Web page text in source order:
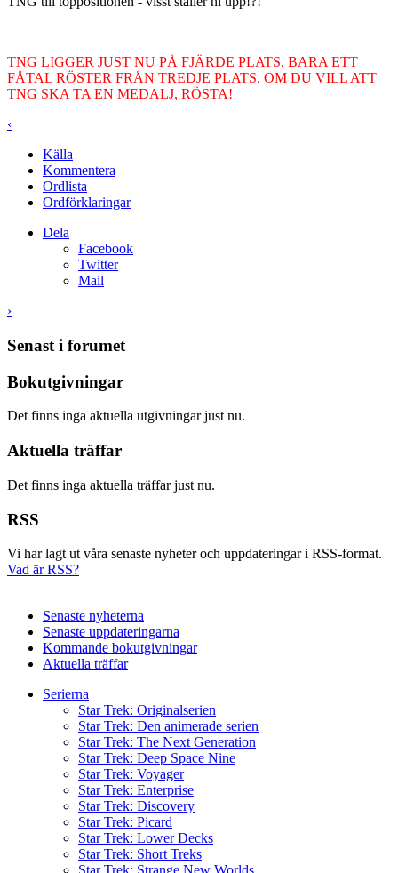
TNG LIGGER JUST NU PÅ FJÄRDE PLATS, BARA ETT
FÅTAL RÖSTER FRÅN TREDJE PLATS. OM DU VILL ATT
TNG SKA TA EN MEDALJ, RÖSTA!
‹
Källa
Kommentera
Ordlista
Ordförklaringar
Dela
Facebook
Twitter
Mail
›
Senast i forumet
Bokutgivningar
Det finns inga aktuella utgivningar just nu.
Aktuella träffar
Det finns inga aktuella träffar just nu.
RSS
Vi har lagt ut våra senaste nyheter och uppdateringar i RSS-format.
Vad är RSS?
Senaste nyheterna
Senaste uppdateringarna
Kommande bokutgivningar
Aktuella träffar
Serierna
Star Trek: Originalserien
Star Trek: Den animerade serien
Star Trek: The Next Generation
Star Trek: Deep Space Nine
Star Trek: Voyager
Star Trek: Enterprise
Star Trek: Discovery
Star Trek: Picard
Star Trek: Lower Decks
Star Trek: Short Treks